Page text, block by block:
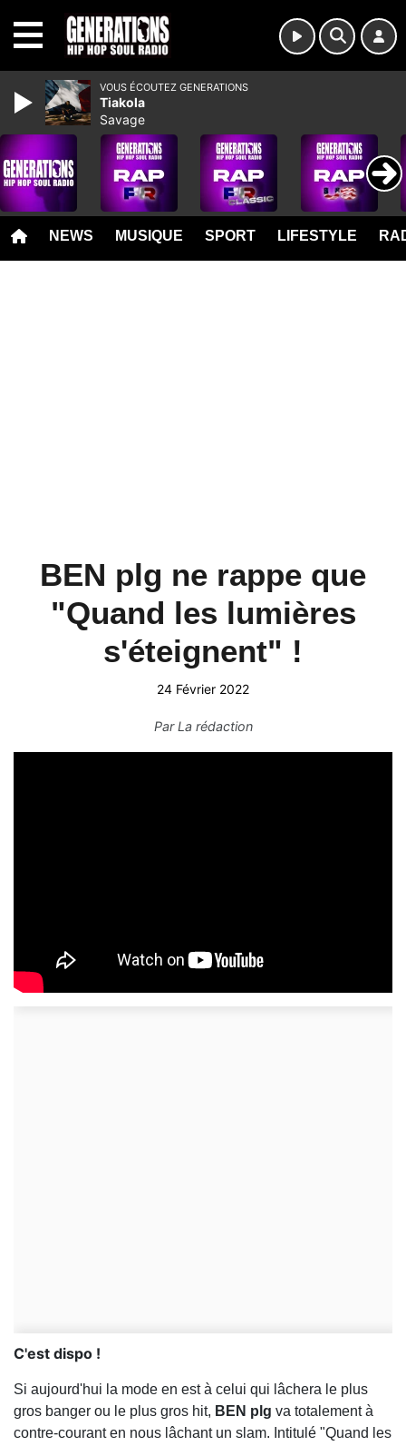
NEWS MUSIQUE SPORT LIFESTYLE
BEN plg ne rappe que
"Quand les lumières
s'éteignent" !
24 Février 2022
ParLa rédaction
C'est dispo !
Si aujourd'hui la mode en est à celui qui lâchera le plus
gros banger ou le plus gros hit, BEN plg va totalement à
contre-courant en nous lâchant un slam. Intitulé "Quand les
VOUS ÉCOUTEZ GENERATIONS
Tiakola
Savage